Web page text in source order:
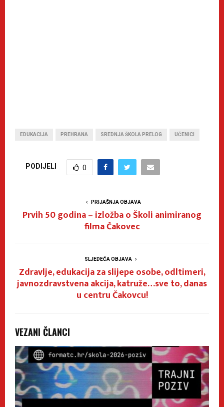
EDUKACIJA PREHRANA SREDNJA ŠKOLA PRELOG UČENICI
PODIJELI 0
PRIJAŠNJA OBJAVA
Prvih 50 godina – izložba o Školi animiranog
filma Čakovec
SLJEDEĆA OBJAVA
Zdravlje, edukacija za slijepe osobe, odltimeri,
javnozdravstvena akcija, katruže…sve to, danas
u centru Čakovcu!
VEZANI ČLANCI